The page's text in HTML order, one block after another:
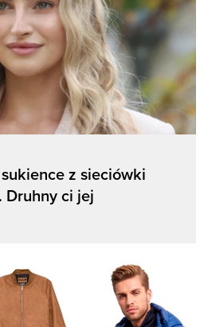
z sieciówki
Druhny ci jej